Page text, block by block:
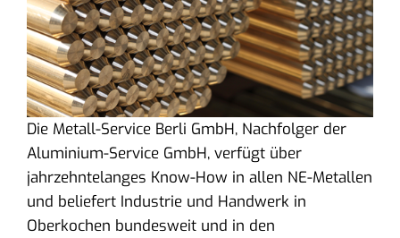
Die Metall-Service Berli GmbH, Nachfolger der
Aluminium-Service GmbH, verfügt über
jahrzehntelanges Know-How in allen NE-Metallen
und beliefert Industrie und Handwerk in
Oberkochen bundesweit und in den